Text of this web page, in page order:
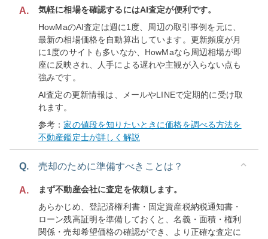
A.
気軽に相場を確認するにはAI査定が便利です。
HowMaのAI査定は週に1度、周辺の取引事例を元に、
最新の相場価格を自動算出しています。更新頻度が月
に1度のサイトも多いなか、HowMaなら周辺相場が即
座に反映され、人手による遅れや主観が入らない点も
強みです。
AI査定の更新情報は、メールやLINEで定期的に受け取
れます。
参考：家の値段を知りたいときに価格を調べる方法を
不動産鑑定士が詳しく解説
Q. 売却のために準備すべきことは？
A.
まず不動産会社に査定を依頼します。
あらかじめ、登記済権利書・固定資産税納税通知書・
ローン残高証明を準備しておくと、名義・面積・権利
関係・売却希望価格の確認ができ、より正確な査定に